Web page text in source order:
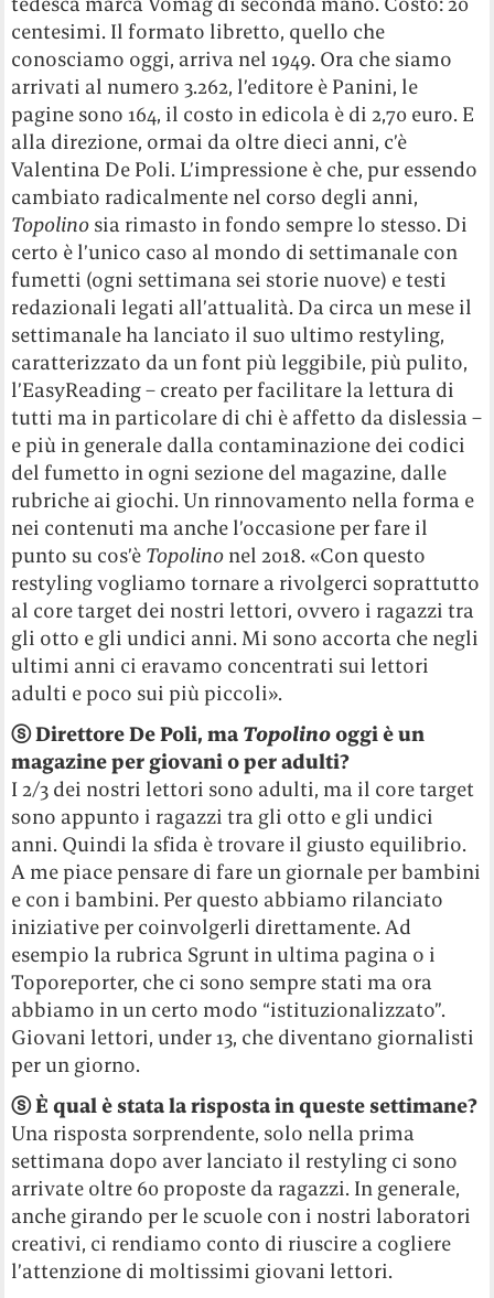
centesimi. Il formato libretto, quello che
conosciamo oggi, arriva nel 1949. Ora che siamo
arrivati al numero 3.262, l’editore è Panini, le
pagine sono 164, il costo in edicola è di 2,70 euro. E
alla direzione, ormai da oltre dieci anni, c’è
Valentina De Poli. L’impressione è che, pur essendo
cambiato radicalmente nel corso degli anni,
Topolino sia rimasto in fondo sempre lo stesso. Di
certo è l’unico caso al mondo di settimanale con
fumetti (ogni settimana sei storie nuove) e testi
redazionali legati all’attualità. Da circa un mese il
settimanale ha lanciato il suo ultimo restyling,
caratterizzato da un font più leggibile, più pulito,
l’EasyReading – creato per facilitare la lettura di
tutti ma in particolare di chi è affetto da dislessia –
e più in generale dalla contaminazione dei codici
del fumetto in ogni sezione del magazine, dalle
rubriche ai giochi. Un rinnovamento nella forma e
nei contenuti ma anche l’occasione per fare il
punto su cos’è Topolino nel 2018. «Con questo
restyling vogliamo tornare a rivolgerci soprattutto
al core target dei nostri lettori, ovvero i ragazzi tra
gli otto e gli undici anni. Mi sono accorta che negli
ultimi anni ci eravamo concentrati sui lettori
adulti e poco sui più piccoli».
ⓢ Direttore De Poli, ma Topolinooggi è un
magazine per giovani o per adulti?
I 2/3 dei nostri lettori sono adulti, ma il core target
sono appunto i ragazzi tra gli otto e gli undici
anni. Quindi la sfida è trovare il giusto equilibrio.
A me piace pensare di fare un giornale per bambini
e con i bambini. Per questo abbiamo rilanciato
iniziative per coinvolgerli direttamente. Ad
esempio la rubrica Sgrunt in ultima pagina o i
Toporeporter, che ci sono sempre stati ma ora
abbiamo in un certo modo “istituzionalizzato”.
Giovani lettori, under 13, che diventano giornalisti
per un giorno.
ⓢ È qual è stata la risposta in queste settimane?
Una risposta sorprendente, solo nella prima
settimana dopo aver lanciato il restyling ci sono
arrivate oltre 60 proposte da ragazzi. In generale,
anche girando per le scuole con i nostri laboratori
creativi, ci rendiamo conto di riuscire a cogliere
l’attenzione di moltissimi giovani lettori.